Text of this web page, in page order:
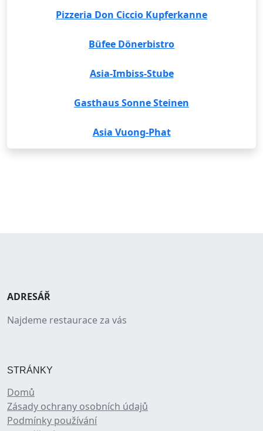
Pizzeria Don Ciccio Kupferkanne
Büfee Dönerbistro
Asia-Imbiss-Stube
Gasthaus Sonne Steinen
Asia Vuong-Phat
ADRESÁŘ
Najdeme restaurace za vás
STRÁNKY
Domů
Zásady ochrany osobních údajů
Podmínky používání